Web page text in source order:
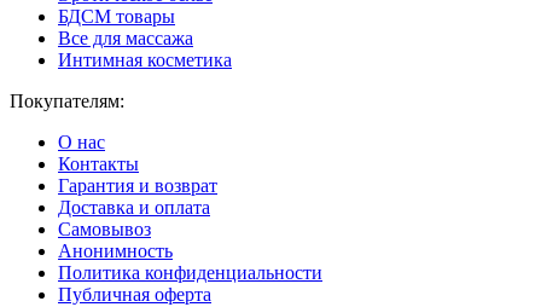
БДСМ товары
Все для массажа
Интимная косметика
Покупателям:
О нас
Контакты
Гарантия и возврат
Доставка и оплата
Самовывоз
Анонимность
Политика конфиденциальности
Публичная оферта